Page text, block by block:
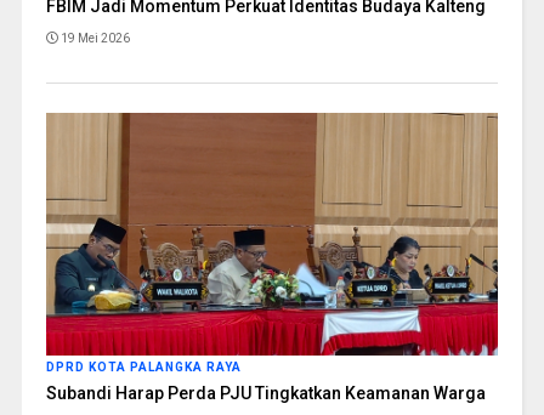
FBIM Jadi Momentum Perkuat Identitas Budaya Kalteng
19 Mei 2026
DPRD KOTA PALANGKA RAYA
Subandi Harap Perda PJU Tingkatkan Keamanan Warga